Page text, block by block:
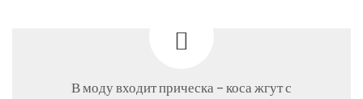
В моду входит прическа – коса жгут с